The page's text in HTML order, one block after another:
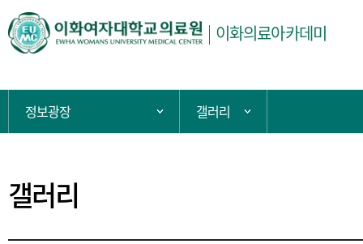
이화의료아카데미
위
정보광장 주 메뉴 목록 열기
갤러리
갤러리